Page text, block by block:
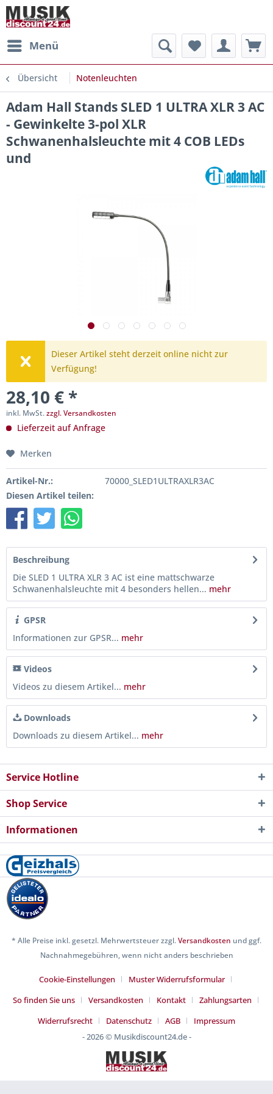
Menü
Übersicht Notenleuchten
Adam Hall Stands SLED 1 ULTRA XLR 3 AC
- Gewinkelte 3-pol XLR
Schwanenhalsleuchte mit 4 COB LEDs
und
Dieser Artikel steht derzeit online nicht zur
Verfügung!
28,10 € *
inkl. MwSt.zzgl. Versandkosten
Lieferzeit auf Anfrage
Merken
Artikel-Nr.:
70000_SLED1ULTRAXLR3AC
Diesen Artikel teilen:
Beschreibung
Die SLED 1 ULTRA XLR 3 AC ist eine mattschwarze
Schwanenhalsleuchte mit 4 besonders hellen... mehr
GPSR
Informationen zur GPSR... mehr
Videos
Videos zu diesem Artikel... mehr
Downloads
Downloads zu diesem Artikel... mehr
Service Hotline
Shop Service
Informationen
* Alle Preise inkl. gesetzl. Mehrwertsteuer zzgl.Versandkosten und ggf.
Nachnahmegebühren, wenn nicht anders beschrieben
Cookie-Einstellungen
Muster Widerrufsformular
So finden Sie uns
Versandkosten Kontakt
Zahlungsarten
Widerrufsrecht
Datenschutz AGB
Impressum
- 2026 © Musikdiscount24.de -